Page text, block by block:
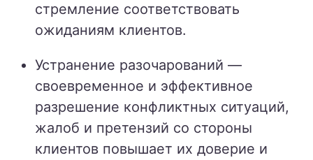
стремление соответствовать
ожиданиям клиентов.
Устранение разочарований —
своевременное и эффективное
разрешение конфликтных ситуаций,
жалоб и претензий со стороны
клиентов повышает их доверие и